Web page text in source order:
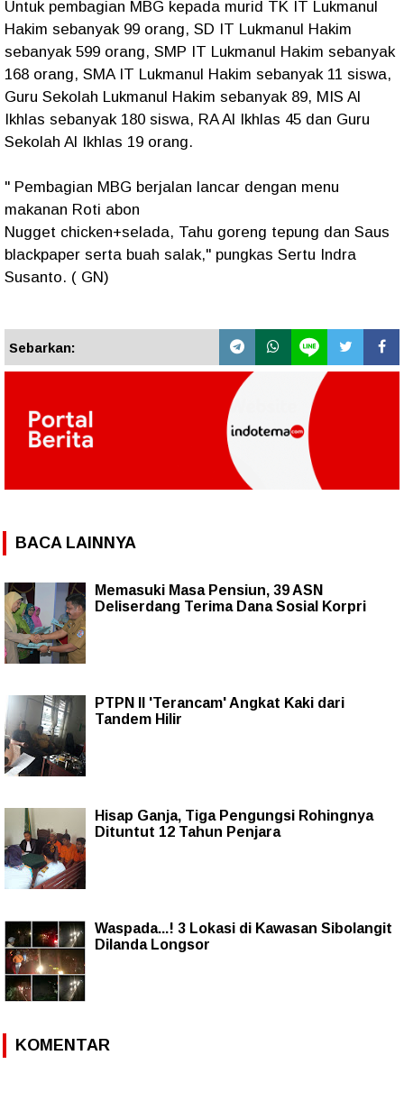
Untuk pembagian MBG kepada murid TK IT Lukmanul
Hakim sebanyak 99 orang, SD IT Lukmanul Hakim
sebanyak 599 orang, SMP IT Lukmanul Hakim sebanyak
168 orang, SMA IT Lukmanul Hakim sebanyak 11 siswa,
Guru Sekolah Lukmanul Hakim sebanyak 89, MIS Al
Ikhlas sebanyak 180 siswa, RA Al Ikhlas 45 dan Guru
Sekolah Al Ikhlas 19 orang.
" Pembagian MBG berjalan lancar dengan menu
makanan Roti abon
Nugget chicken+selada, Tahu goreng tepung dan Saus
blackpaper serta buah salak," pungkas Sertu Indra
Susanto. ( GN)
Sebarkan:
BACA LAINNYA
Memasuki Masa Pensiun, 39 ASN
Deliserdang Terima Dana Sosial Korpri
PTPN II 'Terancam' Angkat Kaki dari
Tandem Hilir
Hisap Ganja, Tiga Pengungsi Rohingnya
Dituntut 12 Tahun Penjara
Waspada...! 3 Lokasi di Kawasan Sibolangit
Dilanda Longsor
KOMENTAR